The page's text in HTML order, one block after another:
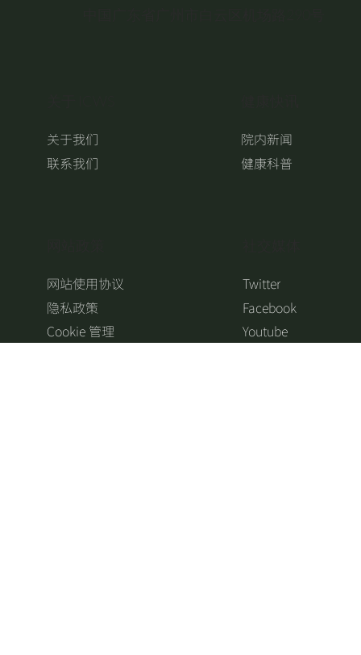
关于我们
联系我们
院内新闻
健康科普
网站使用协议
隐私政策
Cookie 管理
Twitter
Facebook
Youtube